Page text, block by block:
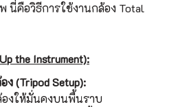
นี่คือวิธีการใช้งานกล้อง Total
the Instrument):
(Tripod Setup):
องให้มั่นคงบนพื้นราบ